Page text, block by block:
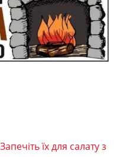
їх для салату з